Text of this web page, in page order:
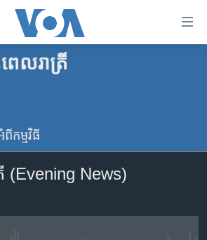
េលរាត្រី
YouTube Music
ពី​កម្មវិធី​
(Evening News)